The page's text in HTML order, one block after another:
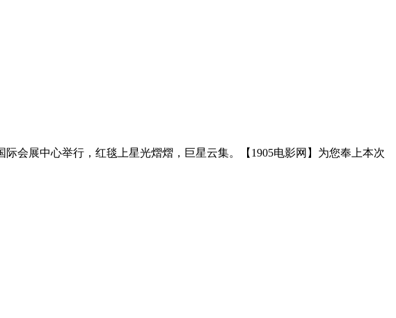
会展中心举行，红毯上星光熠熠，巨星云集。【1905电影网】为您奉上本次